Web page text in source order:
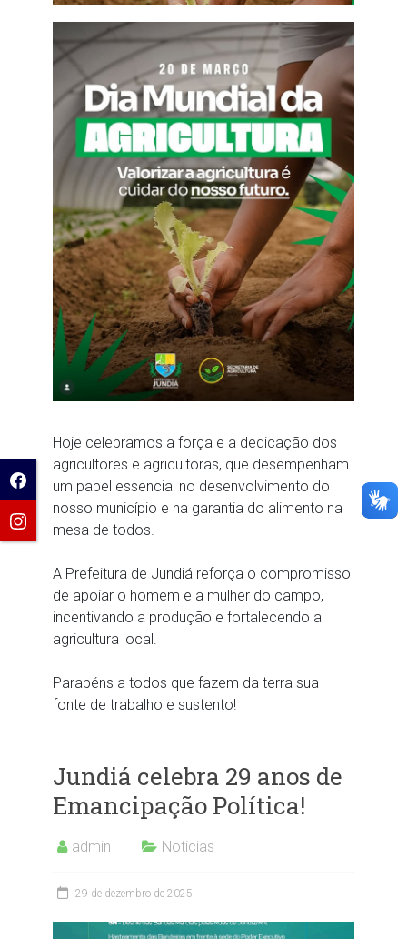
Hoje celebramos a força e a dedicação dos
agricultores e agricultoras, que desempenham
um papel essencial no desenvolvimento do
nosso município e na garantia do alimento na
mesa de todos.
A Prefeitura de Jundiá reforça o compromisso
de apoiar o homem e a mulher do campo,
incentivando a produção e fortalecendo a
agricultura local.
Parabéns a todos que fazem da terra sua
fonte de trabalho e sustento!
Jundiá celebra 29 anos de
Emancipação Política!
admin Noticias
29 de dezembro de 2025